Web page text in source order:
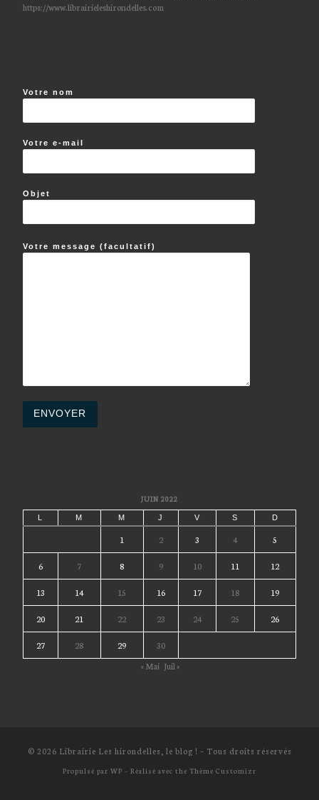
https://www.librairieleshirondelles.com
Votre nom
Votre e-mail
Objet
Votre message (facultatif)
JUIN 2022
L M M J V S D
1 2 3 4 5
6 7 8 9 10 11 12
13 14 15 16 17 18 19
20 21 22 23 24 25 26
27 28 29
30
« Mai Juil »
© 2026 Librairie Les hirondelles, le blog ! – Tous droits réservés
Propulsé par WP – Réalisé avec the Thème Customizr